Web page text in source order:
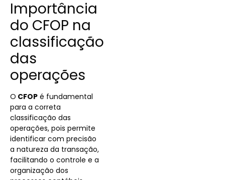
Importância
do CFOP na
classificação
das
operações
O CFOP é fundamental
para a correta
classificação das
operações, pois permite
identificar com precisão
a natureza da transação,
facilitando o controle e a
organização dos